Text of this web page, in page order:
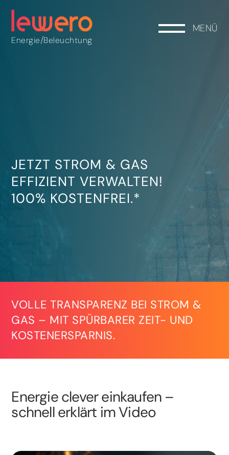
Energie/Beleuchtung
MENÜ
JETZT STROM & GAS
EFFIZIENT VERWALTEN!
100% KOSTENFREI.*
VOLLE TRANSPARENZ BEI STROM &
GAS – MIT SPÜRBARER ZEIT- UND
KOSTENERSPARNIS.
Energie clever einkaufen –
schnell erklärt im Video